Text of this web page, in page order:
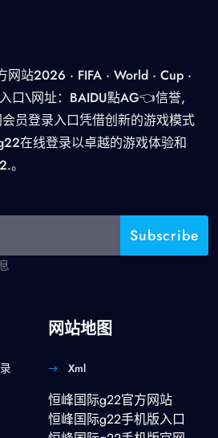
站2026 · FIFA · World · Cup ·
口\网址：BAIDU點AG👈信誉,
员登录入口凭借创新的游戏模式
在线登录以卓越的游戏体验和
。
网站地图
Xml
恒峰国际g22官方网站
恒峰国际g22手机版入口